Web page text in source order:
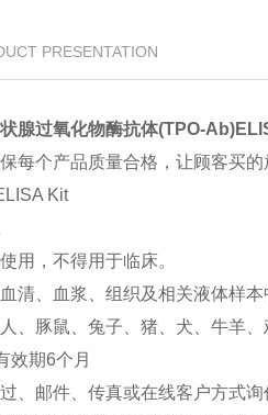
PRESENTATION
腺过氧化物酶抗体(TPO-
每个产品质量合格，让顾客买的
Kit
用，不得用于临床。
清、血浆、组织及相关液体样本
、豚鼠、兔子、猪、犬、牛羊
效期6个月
、邮件、传真或在线客户方式询